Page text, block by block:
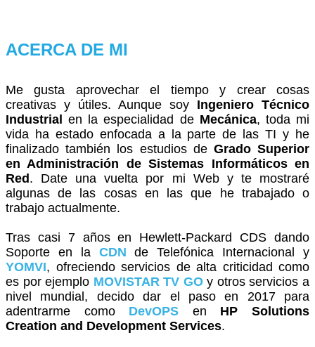
ACERCADE MI
Me gusta aprovechar el tiempo y crear cosas
creativas y útiles. Aunque soy Ingeniero Técnico
Industrial en la especialidad de Mecánica, toda mi
vida ha estado enfocada a la parte de las TI y he
finalizado también los estudios de Grado Superior
en Administración de Sistemas Informáticos en
Red. Date una vuelta por mi Web y te mostraré
algunas de las cosas en las que he trabajado o
trabajo actualmente.
Tras casi 7 años en Hewlett-Packard CDS dando
Soporte en la CDN de Telefónica Internacional y
YOMVI, ofreciendo servicios de alta criticidad como
es por ejemplo MOVISTAR TV GOy otros servicios a
nivel mundial, decido dar el paso en 2017 para
adentrarme como DevOPS en HP Solutions
Creation and Development Services.